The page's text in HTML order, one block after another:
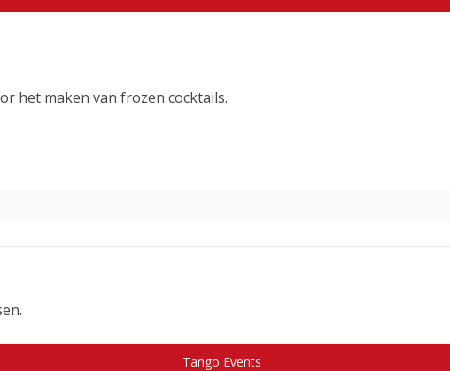
de
het maken van frozen cocktails.
Tango Events